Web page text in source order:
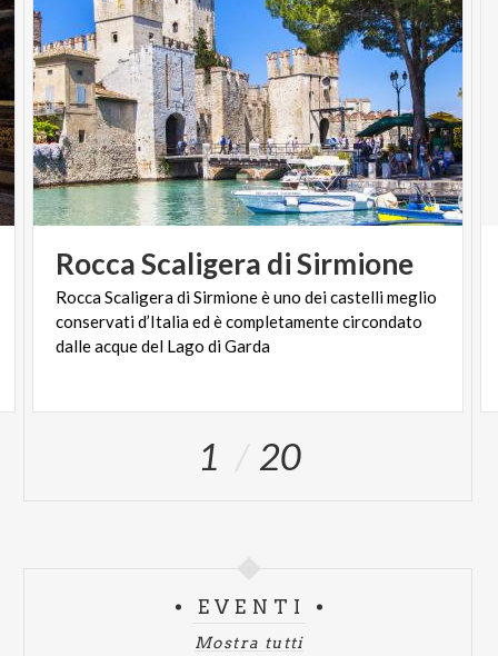
RoccaScaligera diSirmione
Rocca Scaligera di Sirmione è uno dei castelli meglio
conservati d’Italia ed è completamente circondato
dalle acque del Lago di Garda
1 20
EVENTI
Mostra tutti